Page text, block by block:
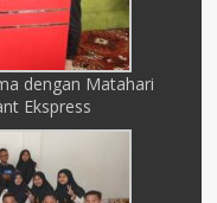
dengan Matahari
Ekspress